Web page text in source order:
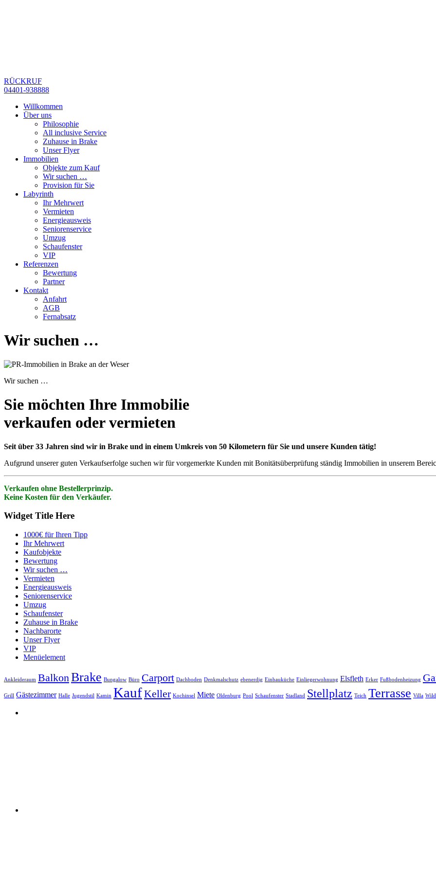
RÜCKRUF
04401-938888
Willkommen
Über uns
Philosophie
All inclusive Service
Zuhause in Brake
Unser Flyer
Immobilien
Objekte zum Kauf
Wir suchen …
Provision für Sie
Labyrinth
Ihr Mehrwert
Vermieten
Energieausweis
Seniorenservice
Umzug
Schaufenster
VIP
Referenzen
Bewertung
Partner
Kontakt
Anfahrt
AGB
Fernabsatz
Wir suchen …
Wir suchen …
Sie möchten Ihre Immobilie
verkaufen oder vermieten
Seit über 33 Jahren sind wir in Brake und in einem Umkreis von 50 Kilometern für Sie und unsere Kunden tätig!
Aufgrund unserer guten Verkaufserfolge suchen wir für vorgemerkte Kunden mit Bonitätsüberprüfung ständig Immobilien in unserem
Verkaufen ohne Bestellerprinzip.
Keine Kosten für den Verkäufer.
Widget Title Here
1000€ für Ihren Tipp
Ihr Mehrwert
Kaufobjekte
Bewertung
Wir suchen …
Vermieten
Energieausweis
Seniorenservice
Umzug
Schaufenster
Zuhause in Brake
Nachbarorte
Unser Flyer
VIP
Menüelement
Ankleideraum BalkonBrake Bungalow Büro Carport Dachboden Denkmalschutz ebenerdig Einbauküche Einliegerwohnung Elsfleth Erker Fußbodenheizung
Grill Gästezimmer Halle Jugendstil Kamin KaufKeller Kochinsel Miete Oldenburg Pool Schaufenster Stadland Stellplatz Teich Terrasse Villa